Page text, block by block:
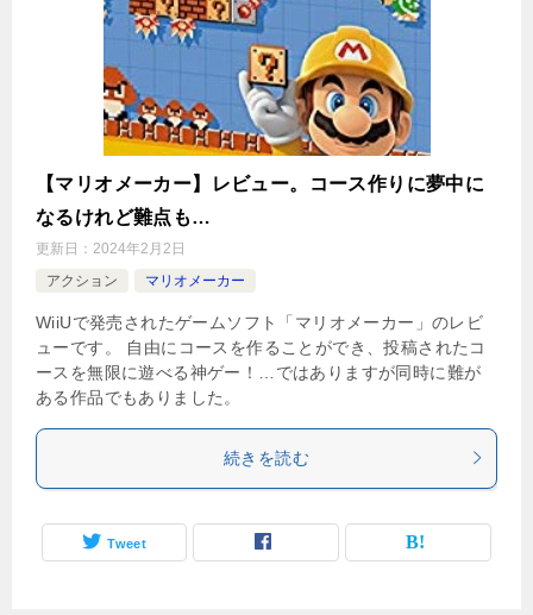
【マリオメーカー】レビュー。コース作りに夢中に
なるけれど難点も…
更新日： 2024年2月2日
アクション
マリオメーカー
WiiUで発売されたゲームソフト「マリオメーカー」のレビ
ューです。 自由にコースを作ることができ、投稿されたコ
ースを無限に遊べる神ゲー！…ではありますが同時に難が
ある作品でもありました。
続きを読む
Tweet